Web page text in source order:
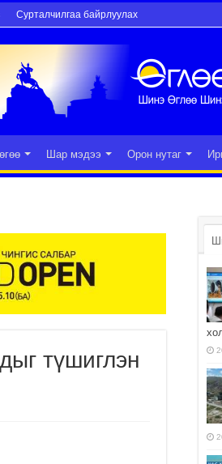
Сурталчилгаа байрлуулах
Шар мэдээ Орон нутаг
түшиглэн